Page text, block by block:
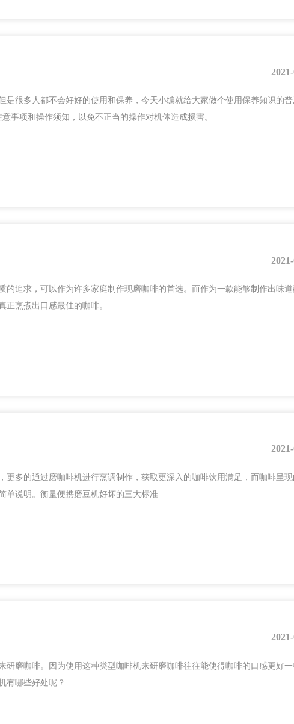
很多人都不会好好的使用和保养，今天小编就给大家做个使用保养知识的
事项和操作须知，以免不正当的操作对机体造成损害。
追求，可以作为许多家庭制作现磨咖啡的首选。而作为一款能够制作出味
烹煮出口感最佳的咖啡。
多的通过磨咖啡机进行烹调制作，获取更深入的咖啡饮用满足，而咖啡呈
单说明。衡量便携磨豆机好坏的三大标准
磨咖啡。因为使用这种类型咖啡机来研磨咖啡往往能使得咖啡的口感更好
有哪些好处呢？